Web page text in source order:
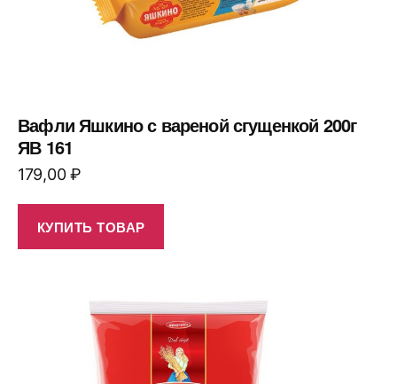
Вафли Яшкино с вареной сгущенкой 200г
ЯВ 161
179,00₽
КУПИТЬ ТОВАР